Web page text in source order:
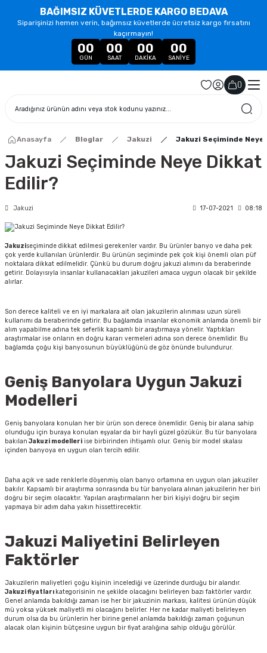
BAĞIMSIZ KÜVETLERDE KARGO BEDAVA
Siparişinizi hemen verin, bağımsız küvetlerde ücretsiz kargo fırsatını
kaçırmayın!
00
GÜN
00
SAAT
00
DAKIKA
00
SANIYE
()
Anasayfa Bloglar Jakuzi Jakuzi Seçiminde
Jakuzi Seçiminde Neye Dikkat
Edilir?
Jakuzi 17-07-2021 08:18
Jakuziseçiminde dikkat edilmesi gerekenler vardır. Bu ürünler banyo ve daha pek
çok yerde kullanılan ürünlerdir. Bu ürünün seçiminde pek çok kişi önemli olan püf
noktalara dikkat edilmelidir. Çünkü bu durum doğru jakuzi alımını da beraberinde
getirir. Dolayısıyla insanlar kullanacakları jakuzileri amaca uygun olacak bir şekilde
alırlar.
Son derece kaliteli ve en iyi markalara ait olan jakuzilerin alınması uzun süreli
kullanımı da beraberinde getirir. Bu bağlamda insanlar ekonomik anlamda önemli bir
alım yapabilme adına tek seferlik kapsamlı bir araştırmaya yönelir. Yaptıkları
araştırmalar ise onların en doğru kararı vermeleri adına son derece önemlidir. Bu
bağlamda çoğu kişi banyosunun büyüklüğünü de göz önünde bulundurur.
Geniş Banyolara Uygun Jakuzi
Modelleri
Geniş banyolara konulan her bir ürün son derece önemlidir. Geniş bir alana sahip
olunduğu için buraya konulan eşyalar da bir hayli güzel gözükür. Bu tür banyolara
bakılan Jakuzi modelleri ise birbirinden ihtişamlı olur. Geniş bir model skalası
içinden banyoya en uygun olan tercih edilir.
Daha açık ve sade renklerle döşenmiş olan banyo ortamına en uygun olan jakuziler
bakılır. Kapsamlı bir araştırma sonrasında bu tür banyolara alınan jakuzilerin her biri
doğru bir seçim olacaktır. Yapılan araştırmaların her biri kişiyi doğru bir seçim
yapmaya bir adım daha yakın hissettirecektir.
Jakuzi Maliyetini Belirleyen
Faktörler
Jakuzilerin maliyetleri çoğu kişinin incelediği ve üzerinde durduğu bir alandır.
Jakuzi fiyatları kategorisinin ne şekilde olacağını belirleyen bazı faktörler vardır.
Genel anlamda bakıldığı zaman ise her bir jakuzinin markası, kalitesi ürünün düşük
mü yoksa yüksek maliyetli mi olacağını belirler. Her ne kadar maliyeti belirleyen
durum olsa da bu ürünlerin her birine genel anlamda bakıldığı zaman çoğunun
alacak olan kişinin bütçesine uygun bir fiyat aralığına sahip olduğu görülür.